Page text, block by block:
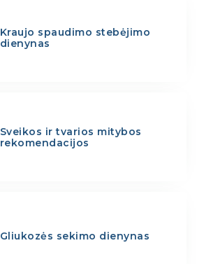
Kraujo spaudimo stebėjimo
dienynas
Sveikos ir tvarios mitybos
rekomendacijos
Gliukozės sekimo dienynas